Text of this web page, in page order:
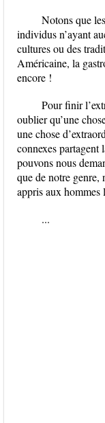
Notons que
individus n’ayant
cultures ou des
Américaine, la
encore !
Pour finir
oublier qu’une
une chose
connexes partagent
pouvons nous
que de notre genre,
appris aux hommes
...